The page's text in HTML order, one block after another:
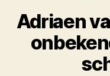
Adriaen